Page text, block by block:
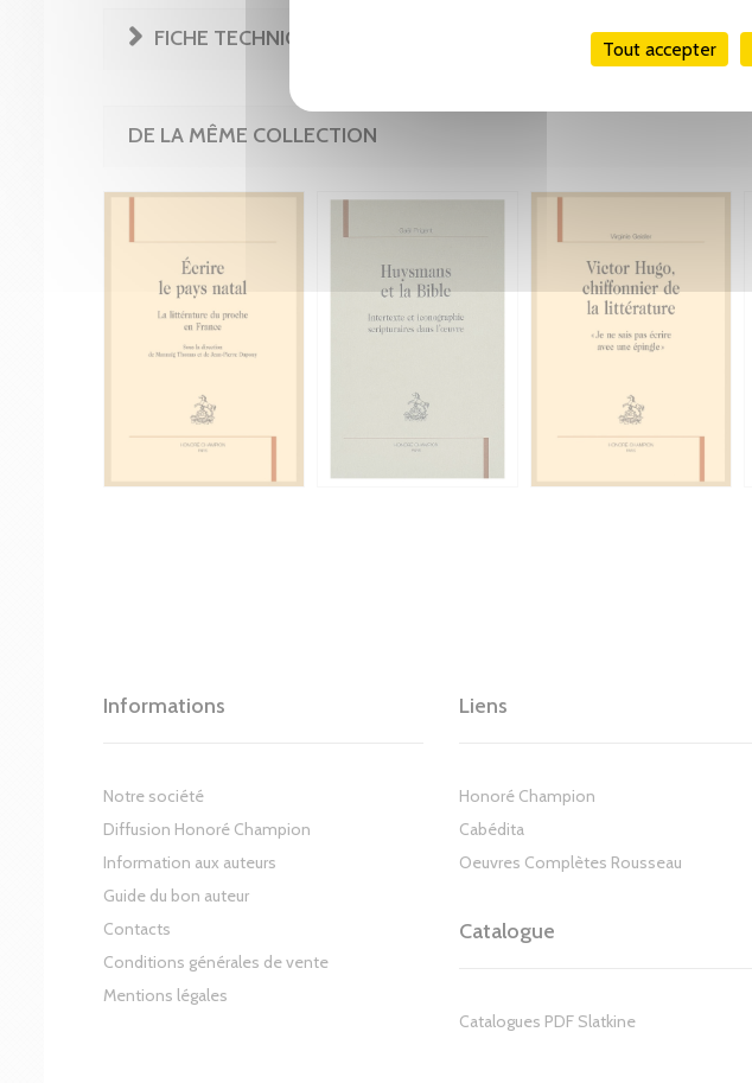
Tout accepter
FICHE TECHNIQUE
DE LA MÊME COLLECTION
Informations
Notre société
Diffusion Honoré Champion
Information aux auteurs
Guide du bon auteur
Contacts
Conditions générales de vente
Mentions légales
Liens
Honoré Champion
Cabédita
Oeuvres Complètes Rousseau
Catalogue
Catalogues PDF Slatkine